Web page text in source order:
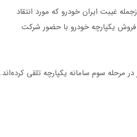
غیبت ایران خودرو که مورد انتقاد
فروش یکپارچه خودرو با حضور شرکت
مرحله سوم سامانه یکپارچه تلقی کرده‌اند.